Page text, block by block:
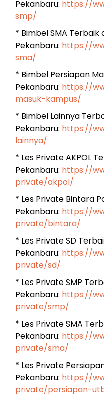
Pekanbaru: https://
smp/
* Bimbel SMA Terbaik
Pekanbaru: https://
sma/
* Bimbel Persiapan
Pekanbaru: https://
masuk-kampus/
* Bimbel Lainnya
Pekanbaru: https://
lainnya/
* Les Private AKPOL
Pekanbaru: https://
private/akpol/
* Les Private Bintara
Pekanbaru: https://
private/bintara/
* Les Private SD
Pekanbaru: https://
private/sd/
* Les Private SMP
Pekanbaru: https://
private/smp/
* Les Private SMA
Pekanbaru: https://
private/sma/
* Les Private
Pekanbaru: https://
private/persiapan-